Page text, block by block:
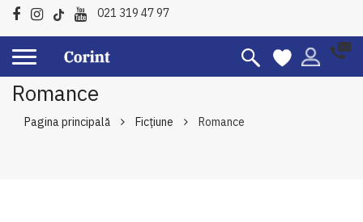
021 319 47 97
Romance
Pagina principală Ficțiune Romance